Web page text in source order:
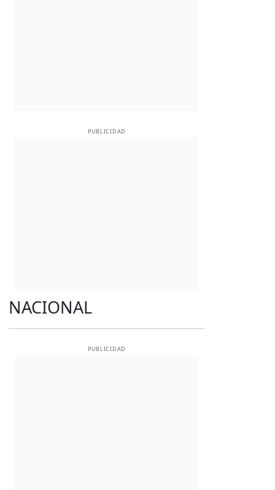
PUBLICIDAD
NACIONAL
PUBLICIDAD